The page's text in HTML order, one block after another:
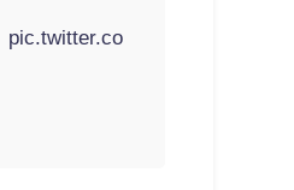
pic.twitter.co